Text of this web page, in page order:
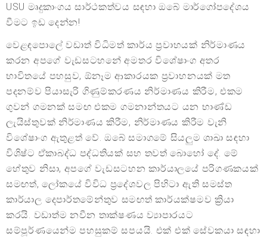
USU මෘදුකාංගය සාර්ථකත්වය සඳහා ඔබේ මාර්ගෝපදේශය
වීමට ඉඩ දෙන්න!
වෙළඳපොලේ වඩාත් විධිමත් කාර්ය ප්‍රවාහයක් නිර්මාණය
කරන අපගේ වැඩසටහනේ අමතර විශේෂාංග අතර
භාවිතයේ පහසුව, ඕනෑම ආකාරයක ප්‍රවාහනයක් මත
පදනම්ව පියාසැරි ගිණුම්කරණය නිර්මාණය කිරීම, එකම
ගුවන් ගමනක් සමඟ එකම ගමනාන්තයට යන භාණ්ඩ
ලැයිස්තුවක් නිර්මාණය කිරීම, නිර්මාණය කිරීම වැනි
විශේෂාංග ඇතුළත් වේ. ඔබේ සමාගමේ සියලුම ශාඛා සඳහා
විශිෂ්ට ඒකාබද්ධ පද්ධතියක් සහ තවත් බොහෝ දේ. මේ
හේතුව නිසා, අපගේ වැඩසටහන කාර්යාලයේ පරිගණකයක්
සමඟත්, ලෝකයේ විවිධ ප්‍රදේශවල පිහිටා ඇති සමස්ත
කාර්යාල දෙපාර්තමේන්තුව සමඟත් කාර්යක්ෂමව ක්‍රියා
කරයි. වඩාත්ම නවීන තාක්ෂණය ව්‍යාපාරයට
සම්පූර්ණයෙන්ම පහසුකම් සපයයි. එක් එක් සේවකයා සඳහා